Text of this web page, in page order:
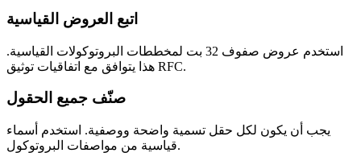
اتبع العروض القياسية
استخدم عروض صفوف 32 بت لمخططات البروتوكولات القياسية.
هذا يتوافق مع اتفاقيات توثيق RFC.
صنّف جميع الحقول
يجب أن يكون لكل حقل تسمية واضحة ووصفية. استخدم أسماء
قياسية من مواصفات البروتوكول.